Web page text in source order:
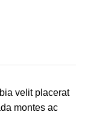
velit placerat
montes ac